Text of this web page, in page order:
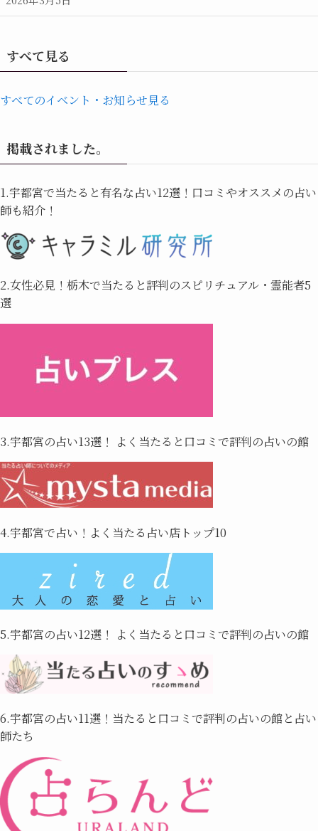
すべて見る
すべてのイベント・お知らせ見る
掲載されました。
1.宇都宮で当たると有名な占い12選！口コミやオススメの占い
師も紹介！
2.女性必見！栃木で当たると評判のスピリチュアル・霊能者5
選
3.宇都宮の占い13選！ よく当たると口コミで評判の占いの館
4.宇都宮で占い！よく当たる占い店トップ10
5.宇都宮の占い12選！ よく当たると口コミで評判の占いの館
6.宇都宮の占い11選！当たると口コミで評判の占いの館と占い
師たち